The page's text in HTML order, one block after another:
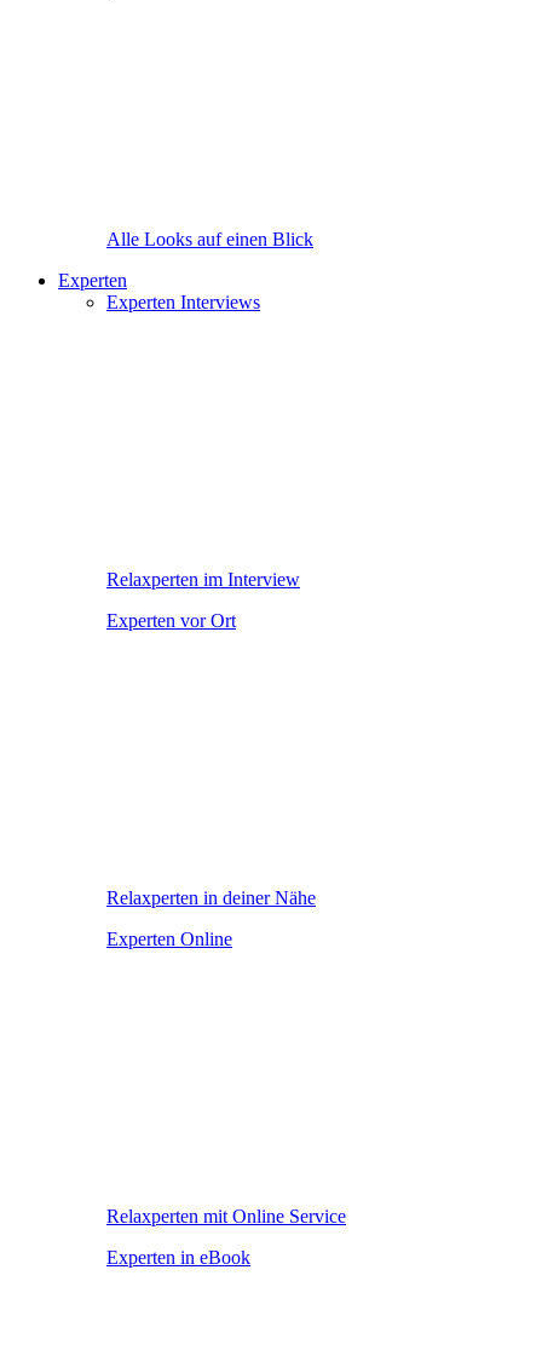
Alle Looks auf einen Blick
Experten
Experten Interviews
Relaxperten im Interview
Experten vor Ort
Relaxperten in deiner Nähe
Experten Online
Relaxperten mit Online Service
Experten in eBook